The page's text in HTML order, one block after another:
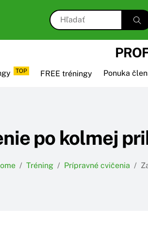
TOP FREE tréningy Ponuka
po kolmej
/ Tréning / Prípravné cvičenia /